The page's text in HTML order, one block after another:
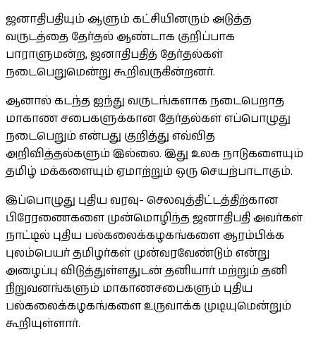
ஜனாதிபதியும் ஆளும் கட்சியினரும் அடுத்த
வருடத்தை தேர்தல் ஆண்டாக குறிப்பாக
பாராளுமன்ற, ஜனாதிபதித் தேர்தல்கள்
நடைபெறுமென்று கூறிவருகின்றனர்.
ஆனால் கடந்த ஐந்து வருடங்களாக நடைபெறாத
மாகாண சபைகளுக்கான தேர்தல்கள் எப்பொழுது
நடைபெறும் என்பது குறித்து எவ்வித
அறிவித்தல்களும் இல்லை. இது உலக நாடுகளையும்
தமிழ் மக்களையும் ஏமாற்றும் ஒரு செயற்பாடாகும்.
இப்பொழுது புதிய வரவு- செலவுத்திட்டத்திற்கான
பிரேரணைகளை முன்மொழிந்த ஜனாதிபதி அவர்கள்
நாட்டில் புதிய பல்கலைக்கழகங்களை ஆரம்பிக்க
புலம்பெயர் தமிழர்கள் முன்வரவேண்டும் என்று
அழைப்பு விடுத்துள்ளதுடன் தனியார் மற்றும் தனி
நிறுவனங்களும் மாகாணசபைகளும் புதிய
பல்கலைக்கழகங்களை உருவாக்க முடியுமென்றும்
கூறியுள்ளார்.